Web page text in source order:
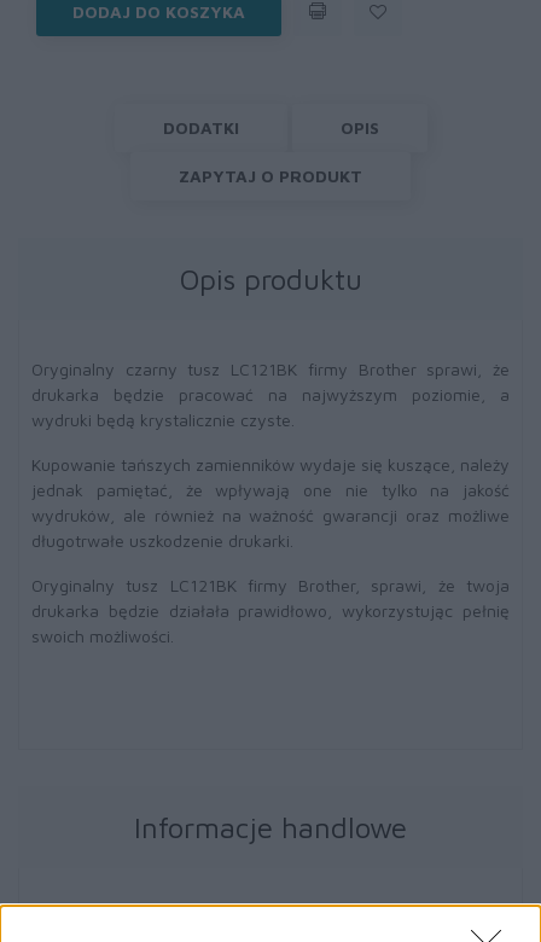
DODAJ DO KOSZYKA
DODATKI OPIS
ZAPYTAJ O PRODUKT
Opis produktu
Oryginalny czarny tusz LC121BK firmy Brother sprawi, że
drukarka będzie pracować na najwyższym poziomie, a
wydruki będą krystalicznie czyste.
Kupowanie tańszych zamienników wydaje się kuszące, należy
jednak pamiętać, że wpływają one nie tylko na jakość
wydruków, ale również na ważność gwarancji oraz możliwe
długotrwałe uszkodzenie drukarki.
Oryginalny tusz LC121BK firmy Brother, sprawi, że twoja
drukarka będzie działała prawidłowo, wykorzystując pełnię
swoich możliwości.
Informacje handlowe